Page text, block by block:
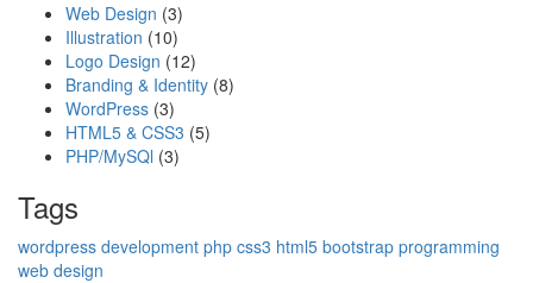
Web Design (3)
Illustration (10)
Logo Design (12)
Branding & Identity (8)
WordPress (3)
HTML5 & CSS3 (5)
PHP/MySQl (3)
Tags
wordpress development php css3 html5 bootstrap programming
web design